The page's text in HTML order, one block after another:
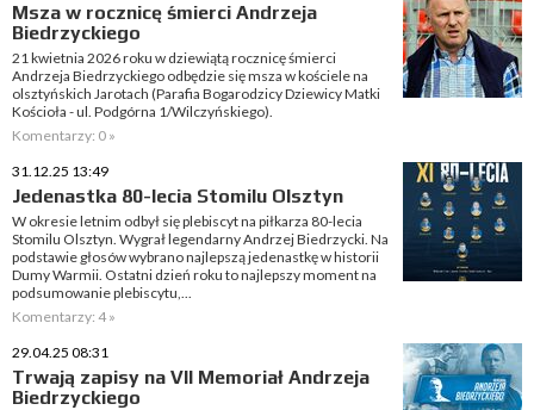
Msza w rocznicę śmierci Andrzeja
Biedrzyckiego
21 kwietnia 2026 roku w dziewiątą rocznicę śmierci
Andrzeja Biedrzyckiego odbędzie się msza w kościele na
olsztyńskich Jarotach (Parafia Bogarodzicy Dziewicy Matki
Kościoła - ul. Podgórna 1/Wilczyńskiego).
Komentarzy: 0 »
31.12.25 13:49
Jedenastka 80-lecia Stomilu Olsztyn
W okresie letnim odbył się plebiscyt na piłkarza 80-lecia
Stomilu Olsztyn. Wygrał legendarny Andrzej Biedrzycki. Na
podstawie głosów wybrano najlepszą jedenastkę w historii
Dumy Warmii. Ostatni dzień roku to najlepszy moment na
podsumowanie plebiscytu,...
Komentarzy: 4 »
29.04.25 08:31
Trwają zapisy na VII Memoriał Andrzeja
Biedrzyckiego